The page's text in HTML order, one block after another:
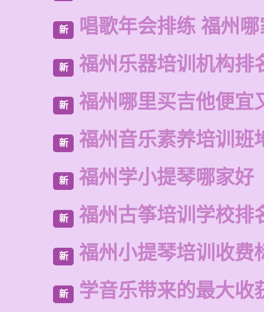
新 唱歌年会排练 福州
新 福州乐器培训机构排
新 福州哪里买吉他便宜
新 福州音乐素养培训班
新 福州学小提琴哪家好
新 福州古筝培训学校排
新 福州小提琴培训收费
新 学音乐带来的最大收